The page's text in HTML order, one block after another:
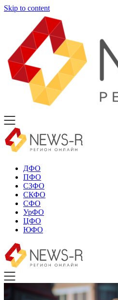
Skip to content
ДФО
ПФО
СЗФО
СКФО
СФО
УрФО
ЦФО
ЮФО